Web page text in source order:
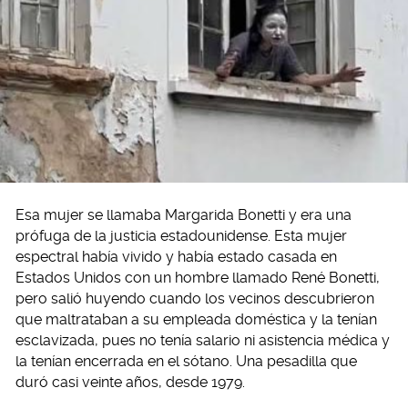
Esa mujer se llamaba Margarida Bonetti y era una
prófuga de la justicia estadounidense. Esta mujer
espectral había vivido y había estado casada en
Estados Unidos con un hombre llamado René Bonetti,
pero salió huyendo cuando los vecinos descubrieron
que maltrataban a su empleada doméstica y la tenían
esclavizada, pues no tenía salario ni asistencia médica y
la tenían encerrada en el sótano. Una pesadilla que
duró casi veinte años, desde 1979.